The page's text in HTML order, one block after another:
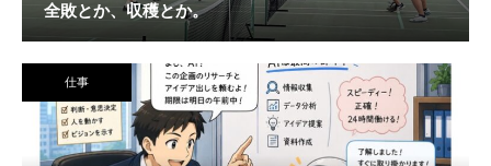
全敗とか、収穫とか。
仕事